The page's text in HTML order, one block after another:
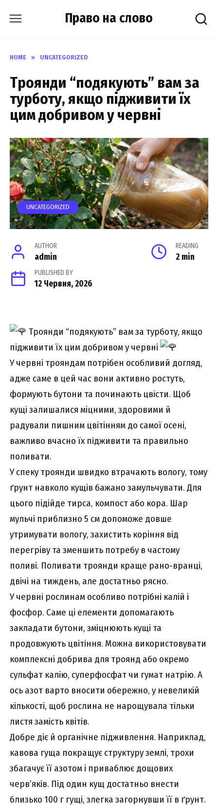
Право на слово
HOME » UNCATEGORIZED
Троянди “подякують” вам за
турботу, якщо підживити їх
цим добривом у червні
UNCATEGORIZED
AUTHOR
admin
READING
2 min
PUBLISHED BY
12 Червня, 2026
Троянди “подякують” вам за турботу, якщо
підживити їх цим добривом у червні
У червні трояндам потрібен особливий догляд,
адже саме в цей час вони активно ростуть,
формують бутони та починають цвісти. Щоб
кущі залишалися міцними, здоровими й
радували пишним цвітінням до самої осені,
важливо вчасно їх підживити та правильно
поливати.
У спеку троянди швидко втрачають вологу, тому
ґрунт навколо кущів бажано замульчувати. Для
цього підійде тирса, компост або кора. Шар
мульчі приблизно 5 см допоможе довше
утримувати вологу, захистить коріння від
перегріву та зменшить потребу в частому
поливі. Поливати троянди краще рано-вранці,
двічі на тиждень, але достатньо рясно.
У червні рослинам особливо потрібні калій і
фосфор. Саме ці елементи допомагають
закладати бутони, зміцнюють кущі та
продовжують цвітіння. Можна використовувати
комплексні добрива для троянд або окремо
сульфат калію, суперфосфат чи гумат натрію. А
ось азот варто вносити обережно, у невеликій
кількості, щоб рослина не нарощувала тільки
листя замість квітів.
Добре діє й органічне підживлення. Наприклад,
кавова гуща покращує структуру землі, трохи
збагачує її азотом і приваблює дощових
черв’яків. Під один кущ достатньо внести
близько 100 г гущі, злегка загорнувши її в ґрунт.